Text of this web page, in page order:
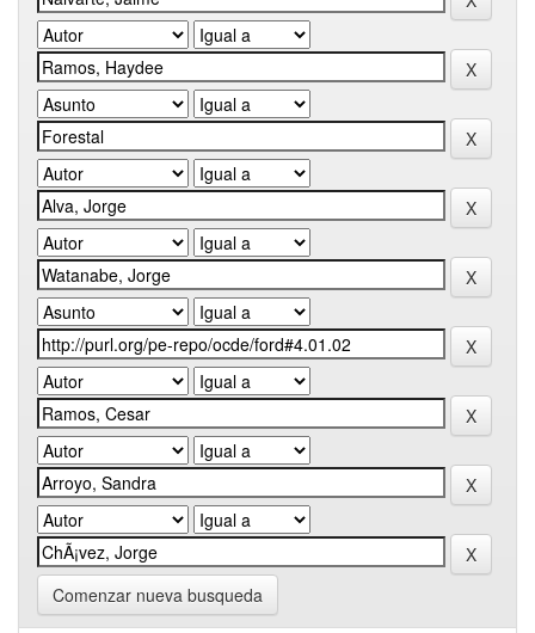
Comenzar nueva busqueda